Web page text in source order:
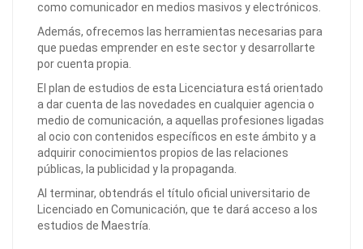
como comunicador en medios masivos y electrónicos.
Además, ofrecemos las herramientas necesarias para
que puedas emprender en este sector y desarrollarte
por cuenta propia.
El plan de estudios de esta Licenciatura está orientado
a dar cuenta de las novedades en cualquier agencia o
medio de comunicación, a aquellas profesiones ligadas
al ocio con contenidos específicos en este ámbito y a
adquirir conocimientos propios de las relaciones
públicas, la publicidad y la propaganda.
Al terminar, obtendrás el título oficial universitario de
Licenciado en Comunicación, que te dará acceso a los
estudios de Maestría.